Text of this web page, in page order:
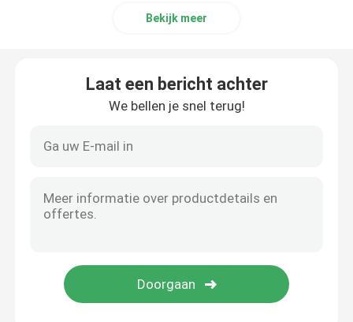
Bekijk meer
Laat een bericht achter
We bellen je snel terug!